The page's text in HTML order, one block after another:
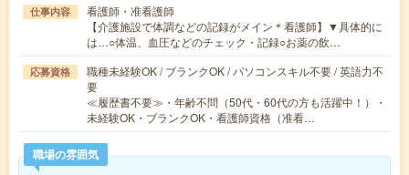
仕事内容
看護師・准看護師
【介護施設で体調などの記録がメイン＊看護師】▼具体的に
は…○体温、血圧などのチェック・記録○お薬の飲…
応募資格
職種未経験OK / ブランクOK / パソコンスキル不要 / 英語力不
要
≪履歴書不要≫・年齢不問（50代・60代の方も活躍中！）・
未経験OK・ブランクOK・看護師資格（准看…
職場の雰囲気